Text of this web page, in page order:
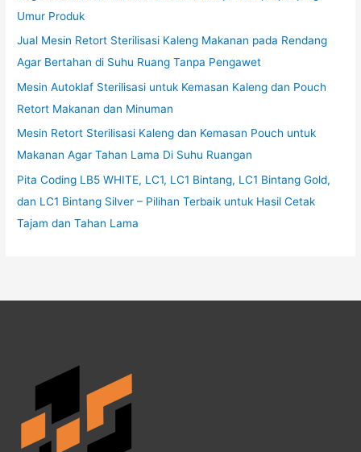
Umur Produk
Jual Mesin Retort Sterilisasi Kaleng Makanan pada Rendang
Agar Bertahan di Suhu Ruang Tanpa Pengawet
Mesin Autoklaf Sterilisasi untuk Kemasan Kaleng dan Pouch
Retort Makanan dan Minuman
Mesin Retort Sterilisasi Kaleng dan Kemasan Pouch untuk
Makanan Agar Tahan Lama Di Suhu Ruangan
Pita Coding LB5 WHITE, LC1, LC1 Bintang, LC1 Bintang Gold,
dan LC1 Bintang Silver – Pilihan Terbaik untuk Hasil Cetak
Tajam dan Tahan Lama